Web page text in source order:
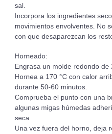
sal.
Incorpora los ingredientes
movimientos envolventes. No
con que desaparezcan los
Horneado:
Engrasa un molde redondo de
Hornea a 170 °C con calor
durante 50-60 minutos.
Comprueba el punto con una
algunas migas húmedas
seca.
Una vez fuera del horno, deja